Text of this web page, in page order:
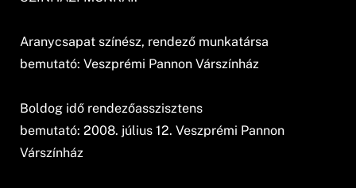
Aranycsapat színész, rendező munkatársa
bemutató: Veszprémi Pannon Várszínház
Boldog idő rendezőasszisztens
bemutató: 2008. július 12. Veszprémi Pannon
Várszínház